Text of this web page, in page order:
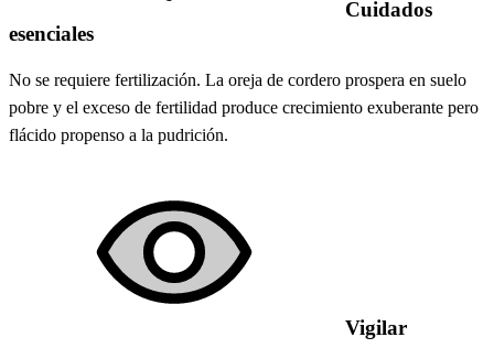
Cuidados
esenciales
No se requiere fertilización. La oreja de cordero prospera en suelo
pobre y el exceso de fertilidad produce crecimiento exuberante pero
flácido propenso a la pudrición.
Vigilar